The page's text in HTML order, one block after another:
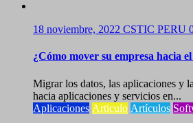
18 noviembre, 2022 CSTIC PERU
¿Cómo mover su empresa hacia
Migrar los datos, las aplicaciones y
hacia aplicaciones y servicios en...
Aplicaciones Articulo Artículos